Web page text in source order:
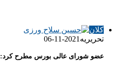
کلان
تحریریه 2021-11-06
عضو شورای عالی بورس مطرح کرد: